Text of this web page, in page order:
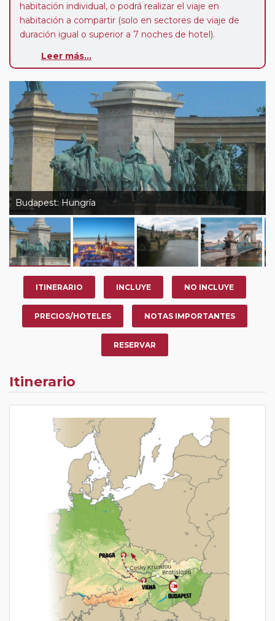
habitación individual, o podrá realizar el viaje en
habitación a compartir (solo en sectores de viaje de
duración igual o superior a 7 noches de hotel).
Paradas en Ruta:
su viaje, en la ciudad que desee por período de 1, 3, 4 o
7 noches según circuito y fechas de salida. Es
fundamental que el circuito tenga salida posterior a la
fecha escogida y permita la salida deseada. El
suplemento por parada efectuada es de 40 Euros/52
Dólares por persona. Si la parada se realiza para tomar
otro circuito del mismo proveedor no se abonará este
suplemento.
Pasajero Club:este circuito, en cualquier época del
año, ofrece a los pasajeros que ya hayan viajado con
nosotros en los últimos 3 años y que pertenezcan a
nuestro Club de Pasajeros (cuya obtención se realiza
tras rellenar el cuestionario de satisfacción en "Mi viaje")
o los que estén en luna de miel contarán con un
descuento del 5%.
Leer más...
Budapest: Hungría
ITINERARIO INCLUYE NO INCLUYE
PRECIOS/HOTELES NOTAS IMPORTANTES
RESERVAR
Itinerario